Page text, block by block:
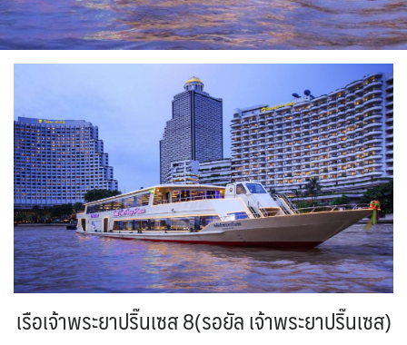
KORS เกาหลีใต้ 2 KGZ คีร์กีซสถาน 4
LAO ลาว 0 LBN เลบานอน 0
MMR เมียนมาร์ 5
NPL เนปาล OMN โอมาน 0
PAK ปากีสถาน 8
PHL ฟิลิปปินส์ 1 SAU ซาอุดิอาระเบีย 1
SGP สิงคโปร์ 4
SYR ซีเรีย 0 TWN ไต้หวัน 10
TJK ทาจิกิสถาน 1 TKM เติร์กเมนิสถาน 1
ARE ดูไบ, UAE UZB อุซเบกิสถาน
YEM เยเมน 0 VNM เวียดนาม 35
CYP ไซปรัส 0 DNK เดนมาร์ก 2
CZE เช็ก 0 FIN ฟินแลนด์ 3
FRO หมู่เกาะแฟโร FRA ฝรั่งเศส
DEU เยอรมนี 3
GRL กรีนแลนด์ GRC กรีซ 1
ISL ไอซ์แลนด์ ITA อิตาลี 9
MLT มอลต้า 1 MDA มอลโดวา 0
NLD เนเธอร์แลนด์ 0 NOR นอร์เวย์ 3
POL โปแลนด์ 3 PRT โปรตุเกส 3
RUS รัสเซีย 3 สแกนดิเนเวีย 7
ESP สเปน
SVN สโลวิเนีย 2 CHE สวิตเซอร์แลนด์ 8
ทัวร์ อันซีน ประเทศแปลก 31 ลิเบีย - Libya 1
บราซิล - Brazil 0
เอธิโอเปีย - Ethiopia 0 อียิปต์ - Egypt 11
เรือเจ้าพระยาปริ๊นเซส 8(รอยัล เจ้าพระยาปริ๊นเซส)